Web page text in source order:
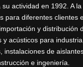
actividad en 1992. A
para diferentes clientes
y distribución
y acústicos para
instalaciones de
e ingeniería.